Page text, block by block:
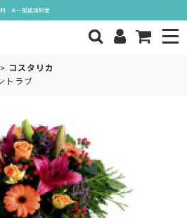
> コスタリカ
トラブ